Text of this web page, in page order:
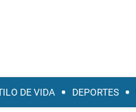
DE VIDA DEPORTES